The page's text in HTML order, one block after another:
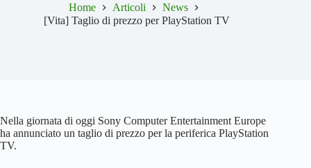
Home Articoli
News
[Vita] Taglio di prezzo per PlayStation TV
Nella giornata di oggi Sony Computer Entertainment Europe
ha annunciato un taglio di prezzo per la periferica PlayStation
TV.